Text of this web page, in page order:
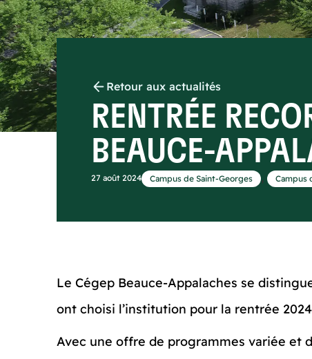
Retour aux actualités
RENTRÉE
BEAUCE-
27 août 2024 Campus de Saint-Georges , Campus
Le Cégep Beauce-Appalaches se
ont choisi l’institution pour la rentrée
Avec une offre de programmes variée et